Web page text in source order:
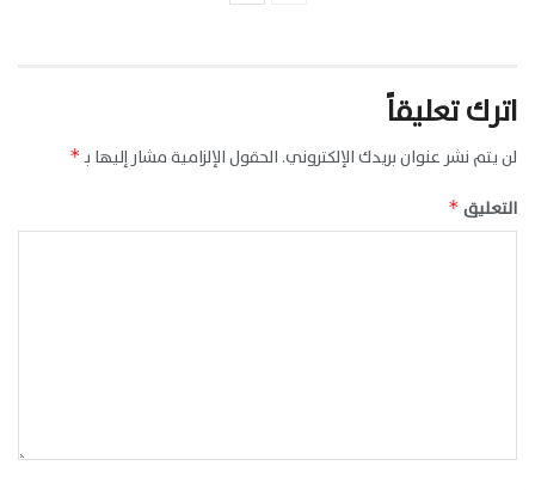
اترك تعليقاً
لن يتم نشر عنوان بريدك الإلكتروني. الحقول الإلزامية مشار إليها بـ*
التعليق *